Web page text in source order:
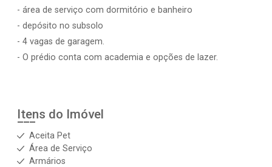
- área de serviço com dormitório e banheiro
- depósito no subsolo
- 4 vagas de garagem.
- O prédio conta com academia e opções de lazer.
Itens do Imóvel
Aceita Pet
Área de Serviço
Armários